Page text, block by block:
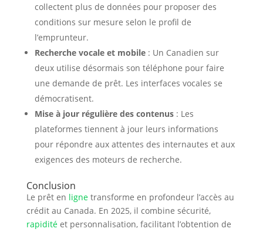
collectent plus de données pour proposer des
conditions sur mesure selon le profil de
l’emprunteur.
Recherche vocale et mobile: Un Canadien sur
deux utilise désormais son téléphone pour faire
une demande de prêt. Les interfaces vocales se
démocratisent.
Mise à jour régulière des contenus: Les
plateformes tiennent à jour leurs informations
pour répondre aux attentes des internautes et aux
exigences des moteurs de recherche.
Conclusion
Le prêt en lignetransforme en profondeur l’accès au
crédit au Canada. En 2025, il combine sécurité,
rapiditéet personnalisation, facilitant l’obtention de